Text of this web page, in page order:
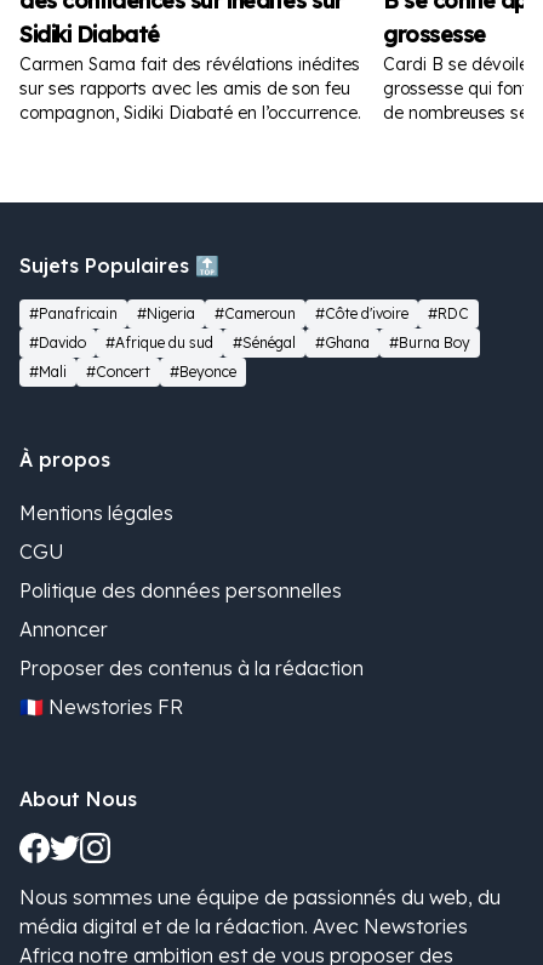
Sidiki Diabaté
Carmen Sama fait des révélations inédites
sur ses rapports avec les amis de son feu
compagnon, Sidiki Diabaté en l’occurrence.
grossesse
Cardi B se dévoile
grossesse qui font
de nombreuses
Sujets Populaires 🔝
#Panafricain #Nigeria #Cameroun #Côte d'ivoire
#RDC
#Davido
#Afrique du sud #Sénégal #Ghana
#Burna Boy
#Mali
#Concert #Beyonce
À propos
Mentions légales
CGU
Politique des données personnelles
Annoncer
Proposer des contenus à la rédaction
🇫🇷 Newstories FR
About Nous
Nous sommes une équipe de passionnés du web, du
média digital et de la rédaction. Avec Newstories
Africa notre ambition est de vous proposer des